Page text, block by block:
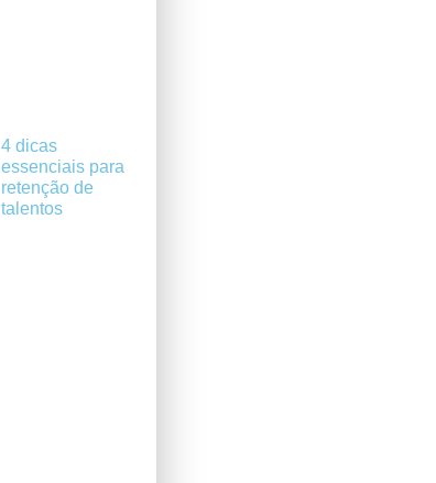
4 dicas
essenciais para
retenção de
talentos